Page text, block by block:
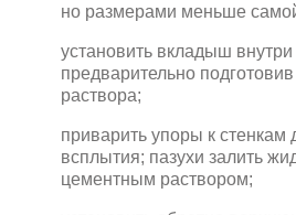
но размерами меньше
установить вкладыш внутри
предварительно
раствора;
приварить упоры к
всплытия; пазухи залить
цементным раствором;